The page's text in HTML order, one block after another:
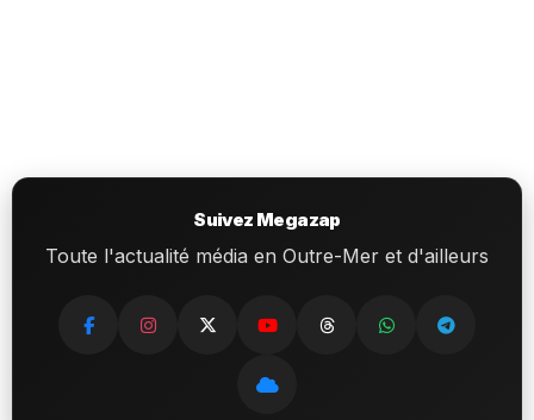
Suivez Megazap
Toute l'actualité média en Outre-Mer et d'ailleurs